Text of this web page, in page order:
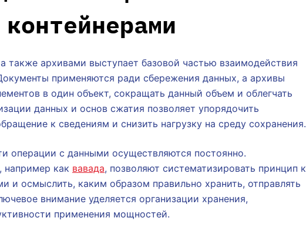
также архивами выступает базовой частью взаимодействия
применяются ради сбережения данных, а архивы
в один объект, сокращать данный объем и облегчать
данных и основ сжатия позволяет упорядочить
к сведениям и снизить нагрузку на среду сохранения.
операции с данными осуществляются постоянно.
например как вавада, позволяют систематизировать принцип к
и осмыслить, каким образом правильно хранить, отправлять
внимание уделяется организации хранения,
применения мощностей.